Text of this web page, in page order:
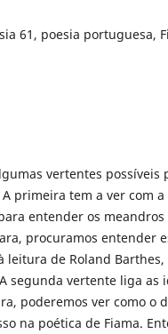
61, poesia portuguesa,
vertentes possíveis
A primeira tem a ver com
entender os
procuramos entender
leitura de Roland
segunda vertente liga as
poderemos ver como o
na poética de Fiama.